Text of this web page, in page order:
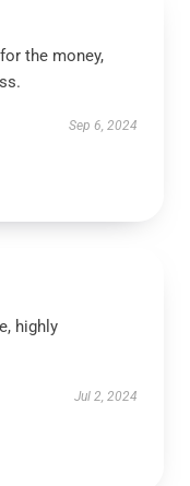
the money,
Sep 6, 2024
highly
Jul 2, 2024